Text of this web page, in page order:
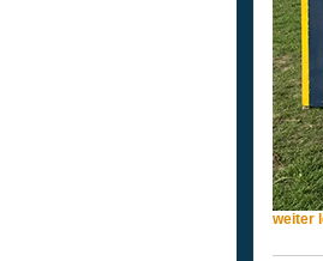
weiter